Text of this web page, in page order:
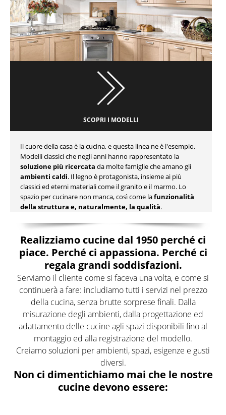
SCOPRI I MODELLI
Il cuore della casa è la cucina, e questa linea ne è l'esempio.
Modelli classici che negli anni hanno rappresentato la
soluzione più ricercata da molte famiglie che amano gli
ambienti caldi. Il legno è protagonista, insieme ai più
classici ed eterni materiali come il granito e il marmo. Lo
spazio per cucinare non manca, così come lafunzionalità
della struttura e, naturalmente, la qualità.
Realizziamo cucine dal 1950 perché ci
piace. Perché ci appassiona. Perché ci
regala grandi soddisfazioni.
Serviamo il cliente come si faceva una volta, e come si
continuerà a fare: includiamo tutti i servizi nel prezzo
della cucina, senza brutte sorprese finali. Dalla
misurazione degli ambienti, dalla progettazione ed
adattamento delle cucine agli spazi disponibili fino al
montaggio ed alla registrazione del modello.
Creiamo soluzioni per ambienti, spazi, esigenze e gusti
diversi.
Non ci dimentichiamo mai che le nostre
cucine devono essere: